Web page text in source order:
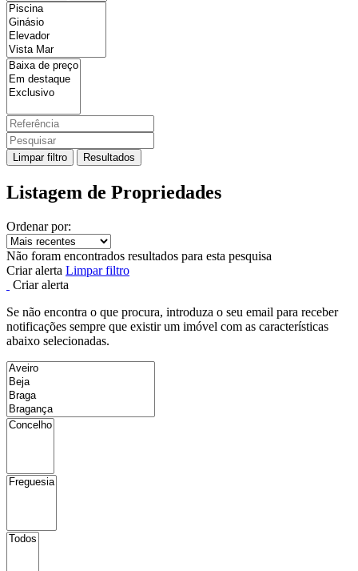
Limpar filtro Resultados
Listagem de Propriedades
Ordenar por:
Não foram encontrados resultados para esta pesquisa
Criar alerta Limpar filtro
Criar alerta
Se não encontra o que procura, introduza o seu email para receber
notificações sempre que existir um imóvel com as características
abaixo selecionadas.